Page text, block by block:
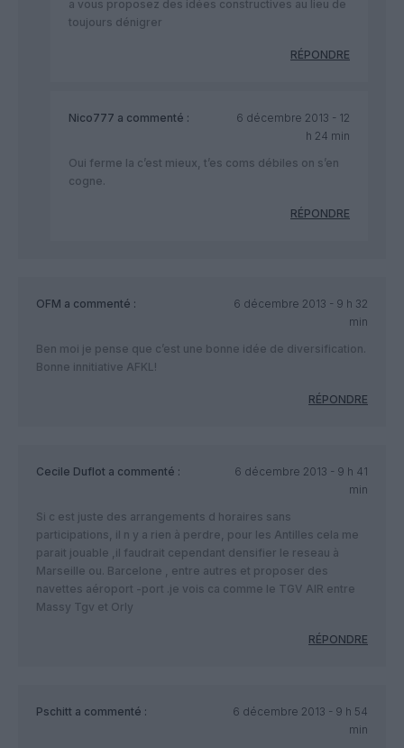
a vous proposez des idées constructives au lieu de
toujours dénigrer
RÉPONDRE
Nico777 a commenté :
6 décembre 2013 - 12
h 24 min
Oui ferme la c’est mieux, t’es coms débiles on s’en
cogne.
RÉPONDRE
OFM a commenté :
6 décembre 2013 - 9 h 32
min
Ben moi je pense que c’est une bonne idée de diversification.
Bonne innitiative AFKL!
RÉPONDRE
Cecile Duflot a commenté :
6 décembre 2013 - 9 h 41
min
Si c est juste des arrangements d horaires sans
participations, il n y a rien à perdre, pour les Antilles cela me
parait jouable ,il faudrait cependant densifier le reseau à
Marseille ou. Barcelone , entre autres et proposer des
navettes aéroport -port .je vois ca comme le TGV AIR entre
Massy Tgv et Orly
RÉPONDRE
Pschitt a commenté :
6 décembre 2013 - 9 h 54
min